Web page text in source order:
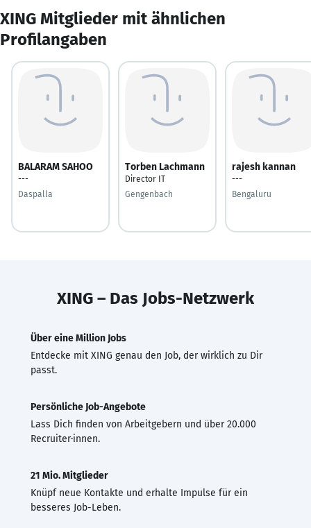
XING Mitglieder mit ähnlichen
Profilangaben
BALARAM SAHOO
---
Daspalla
Torben Lachmann
Director IT
Gengenbach
rajesh kannan
---
Bengaluru
XING – Das Jobs-Netzwerk
Über eine Million Jobs
Entdecke mit XING genau den Job, der wirklich zu Dir
passt.
Persönliche Job-Angebote
Lass Dich finden von Arbeitgebern und über 20.000
Recruiter·innen.
21 Mio. Mitglieder
Knüpf neue Kontakte und erhalte Impulse für ein
besseres Job-Leben.